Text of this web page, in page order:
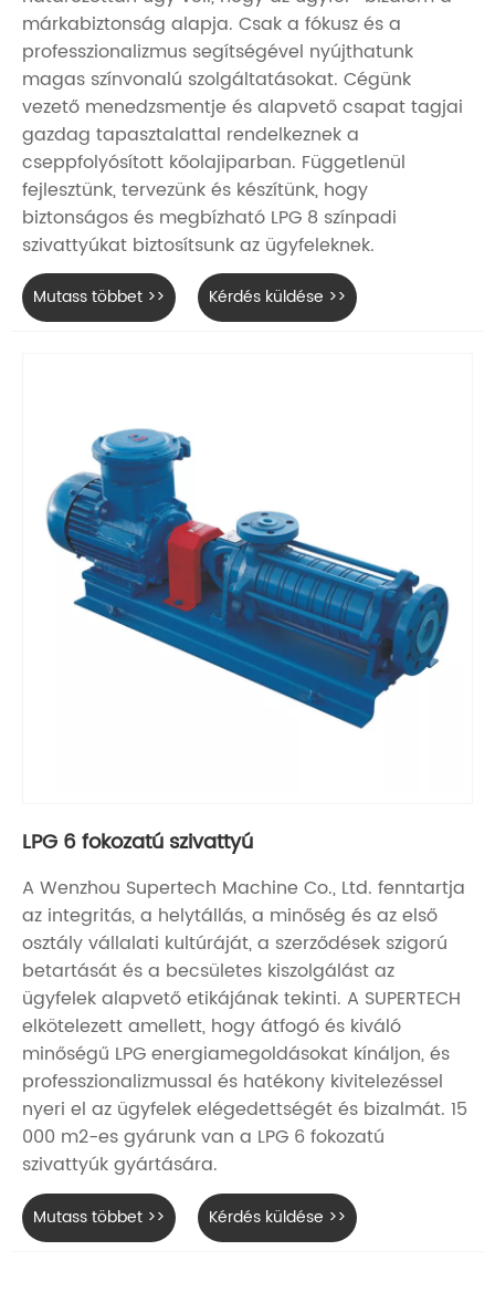
márkabiztonság alapja. Csak a fókusz és a
professzionalizmus segítségével nyújthatunk
magas színvonalú szolgáltatásokat. Cégünk
vezető menedzsmentje és alapvető csapat tagjai
gazdag tapasztalattal rendelkeznek a
cseppfolyósított kőolajiparban. Függetlenül
fejlesztünk, tervezünk és készítünk, hogy
biztonságos és megbízható LPG 8 színpadi
szivattyúkat biztosítsunk az ügyfeleknek.
Mutass többet >> Kérdés küldése >>
LPG 6 fokozatú szivattyú
A Wenzhou Supertech Machine Co., Ltd. fenntartja
az integritás, a helytállás, a minőség és az első
osztály vállalati kultúráját, a szerződések szigorú
betartását és a becsületes kiszolgálást az
ügyfelek alapvető etikájának tekinti. A SUPERTECH
elkötelezett amellett, hogy átfogó és kiváló
minőségű LPG energiamegoldásokat kínáljon, és
professzionalizmussal és hatékony kivitelezéssel
nyeri el az ügyfelek elégedettségét és bizalmát. 15
000 m2-es gyárunk van a LPG 6 fokozatú
szivattyúk gyártására.
Mutass többet >> Kérdés küldése >>